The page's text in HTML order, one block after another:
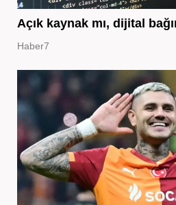
Açık kaynak mı, dijital
Haber7